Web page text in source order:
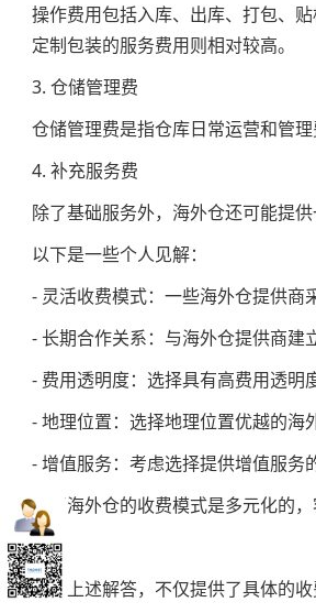
操作费用包括入库、出库、打包、
定制包装的服务费用则相对较高。
3. 仓储管理费
仓储管理费是指仓库日常运营和管
4. 补充服务费
除了基础服务外，海外仓还可能提
以下是一些个人见解：
- 灵活收费模式：一些海外仓提供商
- 长期合作关系：与海外仓提供商建
- 费用透明度：选择具有高费用透明
- 地理位置：选择地理位置优越的海
- 增值服务：考虑选择提供增值服务
美国海外仓的收费模式是多元化的
-
通过上述解答，不仅提供了具体的